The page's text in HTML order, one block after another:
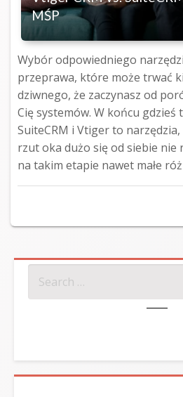
MŚP
Wybór odpowiedniego
przeprawa, które może trwać
dziwnego, że zaczynasz od
Cię systemów. W końcu gdzieś
SuiteCRM i Vtiger to
rzut oka dużo się od siebie nie
na takim etapie nawet małe